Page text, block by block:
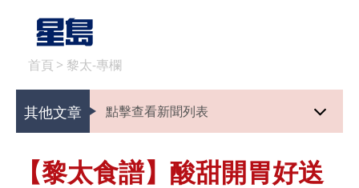
首頁 > 黎太-專欄
其他文章 點擊查看新聞列表
【黎太食譜】酸甜開胃好送